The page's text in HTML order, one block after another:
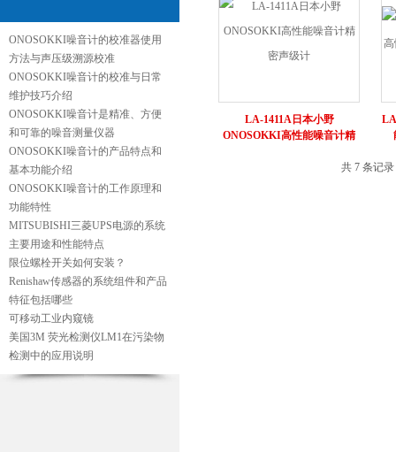
ONOSOKKI噪音计的校准器使用
方法与声压级溯源校准
ONOSOKKI噪音计的校准与日常
维护技巧介绍
ONOSOKKI噪音计是精准、方便
和可靠的噪音测量仪器
ONOSOKKI噪音计的产品特点和
基本功能介绍
ONOSOKKI噪音计的工作原理和
功能特性
MITSUBISHI三菱UPS电源的系统
主要用途和性能特点
限位螺栓开关如何安装？
Renishaw传感器的系统组件和产品
特征包括哪些
可移动工业内窥镜
美国3M 荧光检测仪LM1在污染物
检测中的应用说明
LA-1411A日本小野
ONOSOKKI高性能噪音计精
共 7 条记